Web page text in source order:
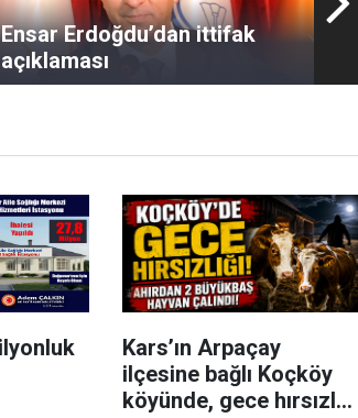
Ensar Erdoğdu’dan ittifak
açıklaması
Kars’ın Arpaçay
ilçesine bağlı Koçköy
köyünde, gece hırsızlık